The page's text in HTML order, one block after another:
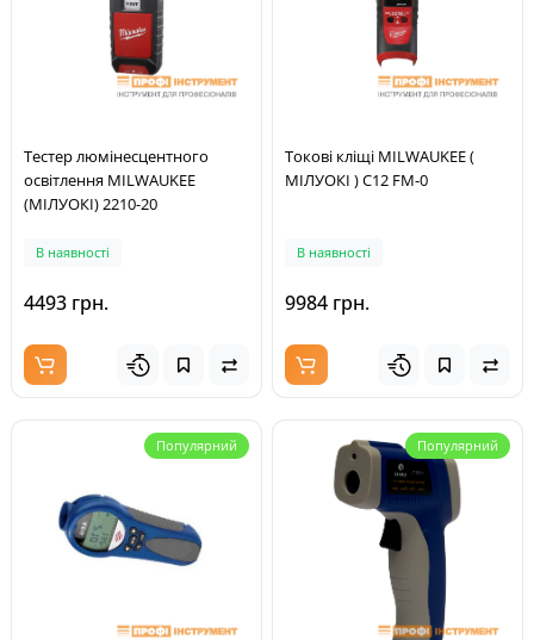
Тестер люмінесцентного
освітлення MILWAUKEE
(МІЛУОКІ) 2210-20
В наявності
4493 грн.
Токові кліщі MILWAUKEE (
МІЛУОКІ ) C12 FM-0
В наявності
9984 грн.
Популярний Популярний